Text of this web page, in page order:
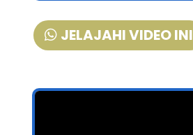
JELAJAHI VIDEO INI